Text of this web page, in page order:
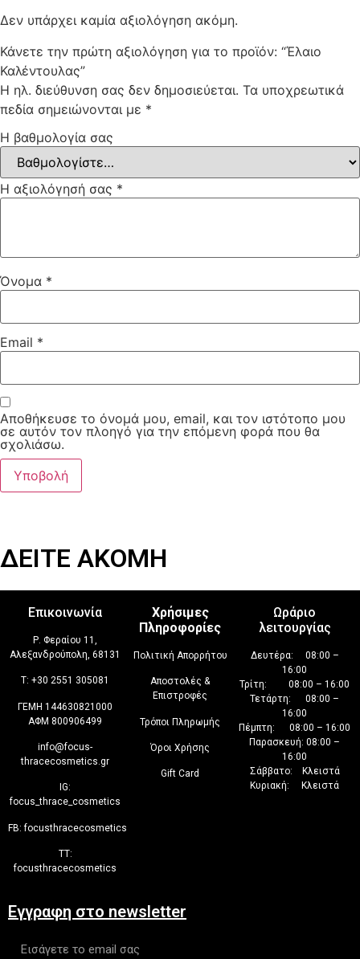
Δεν υπάρχει καμία αξιολόγηση ακόμη.
Κάνετε την πρώτη αξιολόγηση για το προϊόν: “Έλαιο
Καλέντουλας”
Η ηλ. διεύθυνση σας δεν δημοσιεύεται. Τα υποχρεωτικά
πεδία σημειώνονται με *
Η βαθμολογία σας
Η αξιολόγησή σας *
Όνομα *
Email *
Αποθήκευσε το όνομά μου, email, και τον ιστότοπο μου
σε αυτόν τον πλοηγό για την επόμενη φορά που θα
σχολιάσω.
ΔΕΙΤΕ ΑΚΟΜΗ
Επικοινωνία
Ρ. Φεραίου 11,
Αλεξανδρούπολη, 68131
T:+30 2551 305081
ΓΕΜΗ 144630821000
ΑΦΜ 800906499
info@focus-
thracecosmetics.gr
IG:
focus_thrace_cosmetics
FB:focusthracecosmetics
TT:
focusthracecosmetics
Χρήσιμες
Πληροφορίες
Πολιτική Απορρήτου
Αποστολές &
Επιστροφές
Τρόποι Πληρωμής
Όροι Χρήσης
Gift Card
Ωράριο
λειτουργίας
Δευτέρα: 08:00 –
16:00
Τρίτη: 08:00 – 16:00
Τετάρτη: 08:00 –
16:00
Πέμπτη: 08:00 – 16:00
Παρασκευή: 08:00 –
16:00
Σάββατο: Κλειστά
Κυριακή: Κλειστά
Εγγραφη στο newsletter